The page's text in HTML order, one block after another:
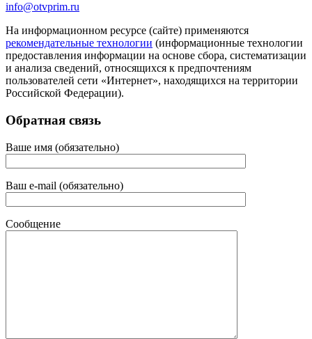
info@otvprim.ru
На информационном ресурсе (сайте) применяются
рекомендательные технологии (информационные технологии
предоставления информации на основе сбора, систематизации
и анализа сведений, относящихся к предпочтениям
пользователей сети «Интернет», находящихся на территории
Российской Федерации).
Обратная связь
Ваше имя (обязательно)
Ваш e-mail (обязательно)
Сообщение